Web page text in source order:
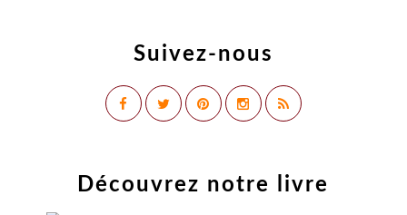
Suivez-nous
Découvrez notre livre